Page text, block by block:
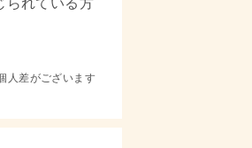
人差がございます